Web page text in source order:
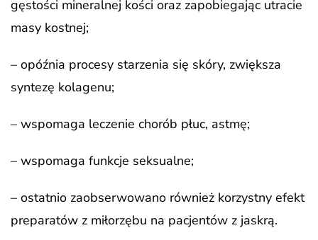
gęstości mineralnej kości oraz zapobiegając utracie
masy kostnej;
– opóźnia procesy starzenia się skóry, zwiększa
syntezę kolagenu;
– wspomaga leczenie chorób płuc, astmę;
– wspomaga funkcje seksualne;
– ostatnio zaobserwowano również korzystny efekt
preparatów z miłorzębu na pacjentów z jaskrą.